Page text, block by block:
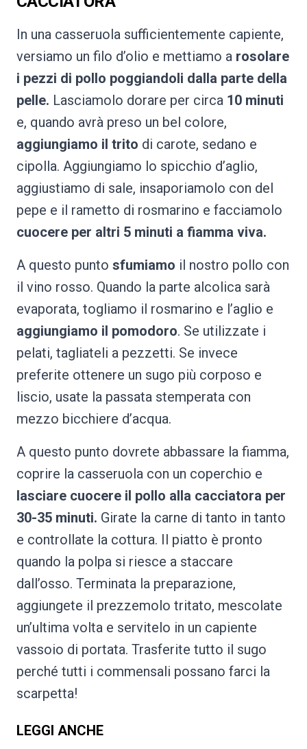
In una casseruola sufficientemente capiente,
versiamo un filo d’olio e mettiamo a rosolare
i pezzi di pollo poggiandoli dalla parte della
pelle. Lasciamolo dorare per circa 10 minuti
e, quando avrà preso un bel colore,
aggiungiamo il trito di carote, sedano e
cipolla. Aggiungiamo lo spicchio d’aglio,
aggiustiamo di sale, insaporiamolo con del
pepe e il rametto di rosmarino e facciamolo
cuocere per altri 5 minuti a fiamma viva.
A questo punto sfumiamo il nostro pollo con
il vino rosso. Quando la parte alcolica sarà
evaporata, togliamo il rosmarino e l’aglio e
aggiungiamo il pomodoro. Se utilizzate i
pelati, tagliateli a pezzetti. Se invece
preferite ottenere un sugo più corposo e
liscio, usate la passata stemperata con
mezzo bicchiere d’acqua.
A questo punto dovrete abbassare la fiamma,
coprire la casseruola con un coperchio e
lasciare cuocere il pollo alla cacciatora per
30-35 minuti. Girate la carne di tanto in tanto
e controllate la cottura. Il piatto è pronto
quando la polpa si riesce a staccare
dall’osso. Terminata la preparazione,
aggiungete il prezzemolo tritato, mescolate
un’ultima volta e servitelo in un capiente
vassoio di portata. Trasferite tutto il sugo
perché tutti i commensali possano farci la
scarpetta!
LEGGI ANCHE